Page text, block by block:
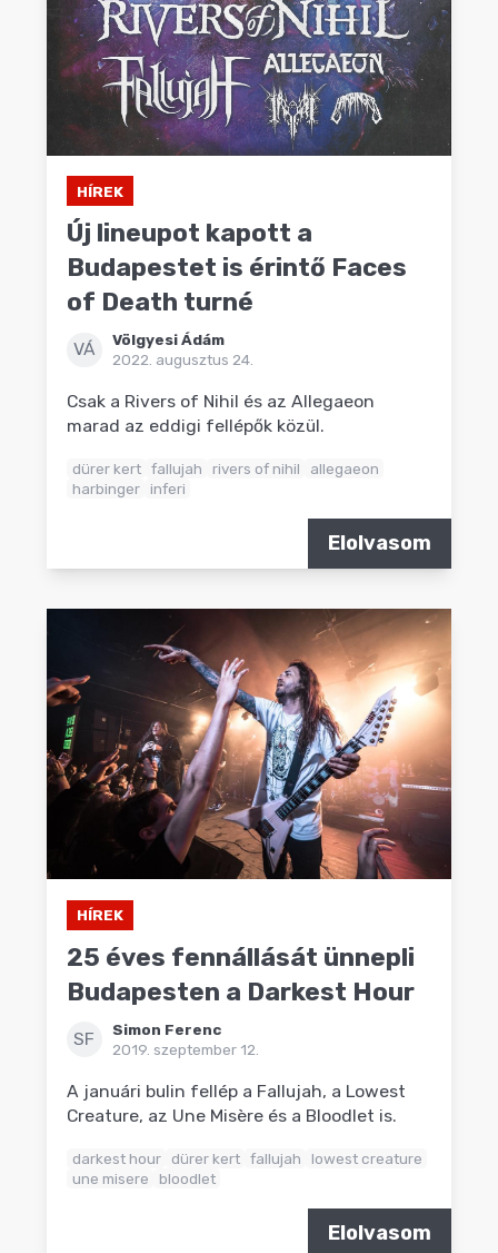
HÍREK
Új lineupot kapott a
Budapestet is érintő Faces
of Death turné
VÁ
Völgyesi Ádám
2022. augusztus 24.
Csak a Rivers of Nihil és az Allegaeon
marad az eddigi fellépők közül.
dürer kert fallujah rivers of nihil
allegaeon
harbinger inferi
Elolvasom
HÍREK
25 éves fennállását ünnepli
Budapesten a Darkest Hour
SF
Simon Ferenc
2019. szeptember 12.
A januári bulin fellép a Fallujah, a Lowest
Creature, az Une Misère és a Bloodlet is.
darkest hour dürer kert fallujah
lowest creature
une misere
bloodlet
Elolvasom